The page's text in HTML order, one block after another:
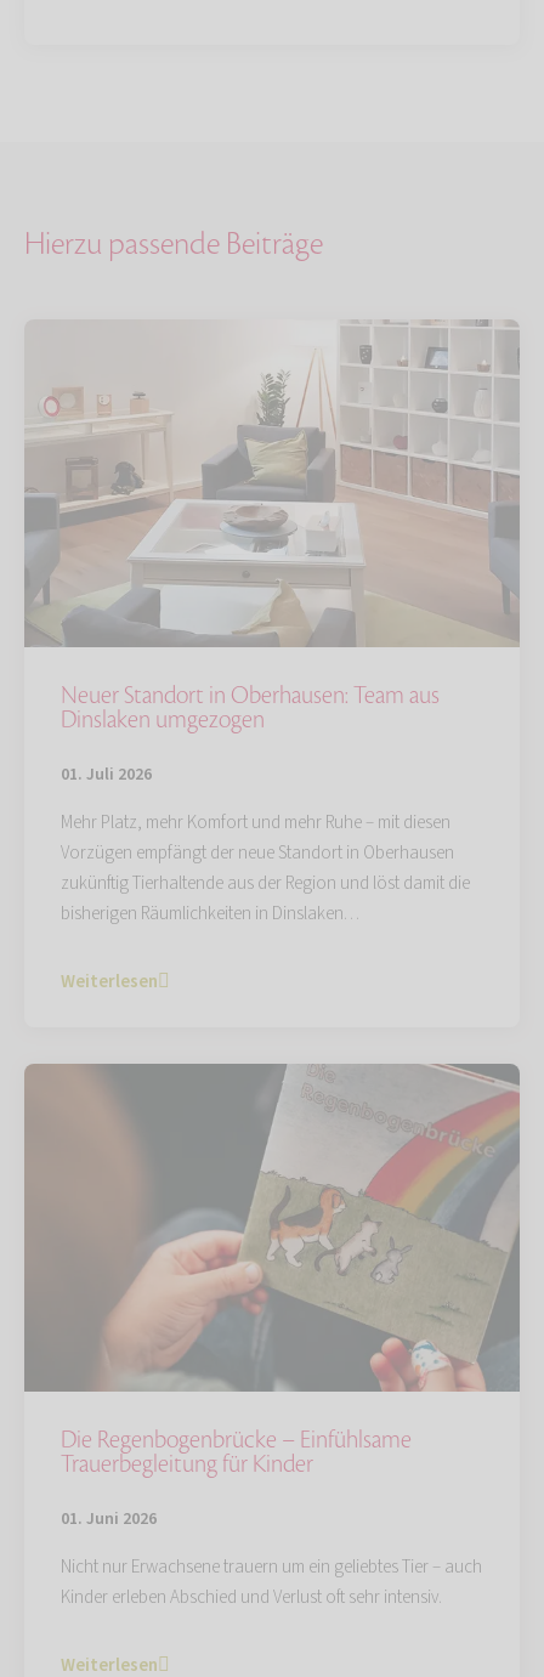
Hierzu passende Beiträge
Neuer Standort in Oberhausen: Team aus
Dinslaken umgezogen
01. Juli 2026
Mehr Platz, mehr Komfort und mehr Ruhe – mit diesen
Vorzügen empfängt der neue Standort in Oberhausen
zukünftig Tierhaltende aus der Region und löst damit die
bisherigen Räumlichkeiten in Dinslaken…
Weiterlesen
Die Regenbogenbrücke – Einfühlsame
Trauerbegleitung für Kinder
01. Juni 2026
Nicht nur Erwachsene trauern um ein geliebtes Tier – auch
Kinder erleben Abschied und Verlust oft sehr intensiv.
Weiterlesen